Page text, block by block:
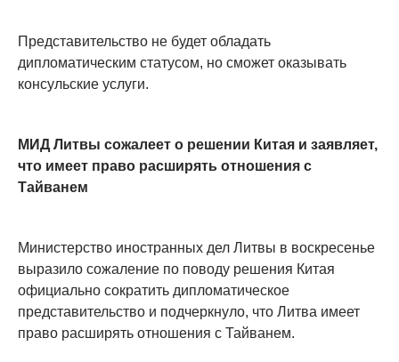
Представительство не будет обладать
дипломатическим статусом, но сможет оказывать
консульские услуги.
МИД Литвы сожалеет о решении Китая и заявляет,
что имеет право расширять отношения с
Тайванем
Министерство иностранных дел Литвы в воскресенье
выразило сожаление по поводу решения Китая
официально сократить дипломатическое
представительство и подчеркнуло, что Литва имеет
право расширять отношения с Тайванем.